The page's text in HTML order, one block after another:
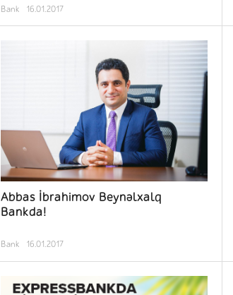
Bank 16.01.2017
Abbas İbrahimov Beynəlxalq
Bankda!
Bank 16.01.2017